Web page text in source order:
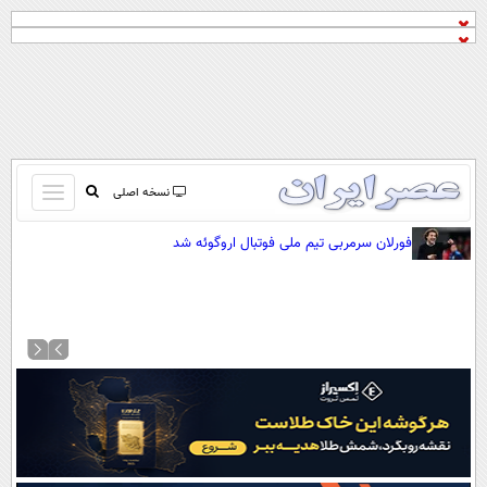
نسخه اصلی
باز
و
صفحه اول
فورلان سرمربی تیم ملی فوتبال اروگوئه شد